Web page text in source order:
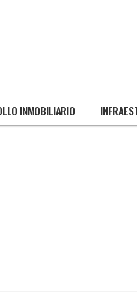
INMOBILIARIO